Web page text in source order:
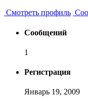
Смотреть профиль
Сообщений
1
Регистрация
Январь 19, 2009